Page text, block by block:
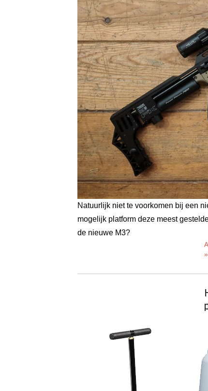
Natuurlijk niet te voorkomen bij een
mogelijk platform deze meest
de nieuwe M3?
»